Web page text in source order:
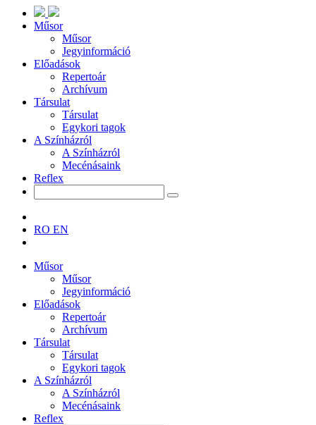
Műsor
Műsor
Jegyinformáció
Előadások
Repertoár
Archívum
Társulat
Társulat
Egykori tagok
A Színházról
A Színházról
Mecénásaink
Reflex
RO EN
Műsor
Műsor
Jegyinformáció
Előadások
Repertoár
Archívum
Társulat
Társulat
Egykori tagok
A Színházról
A Színházról
Mecénásaink
Reflex